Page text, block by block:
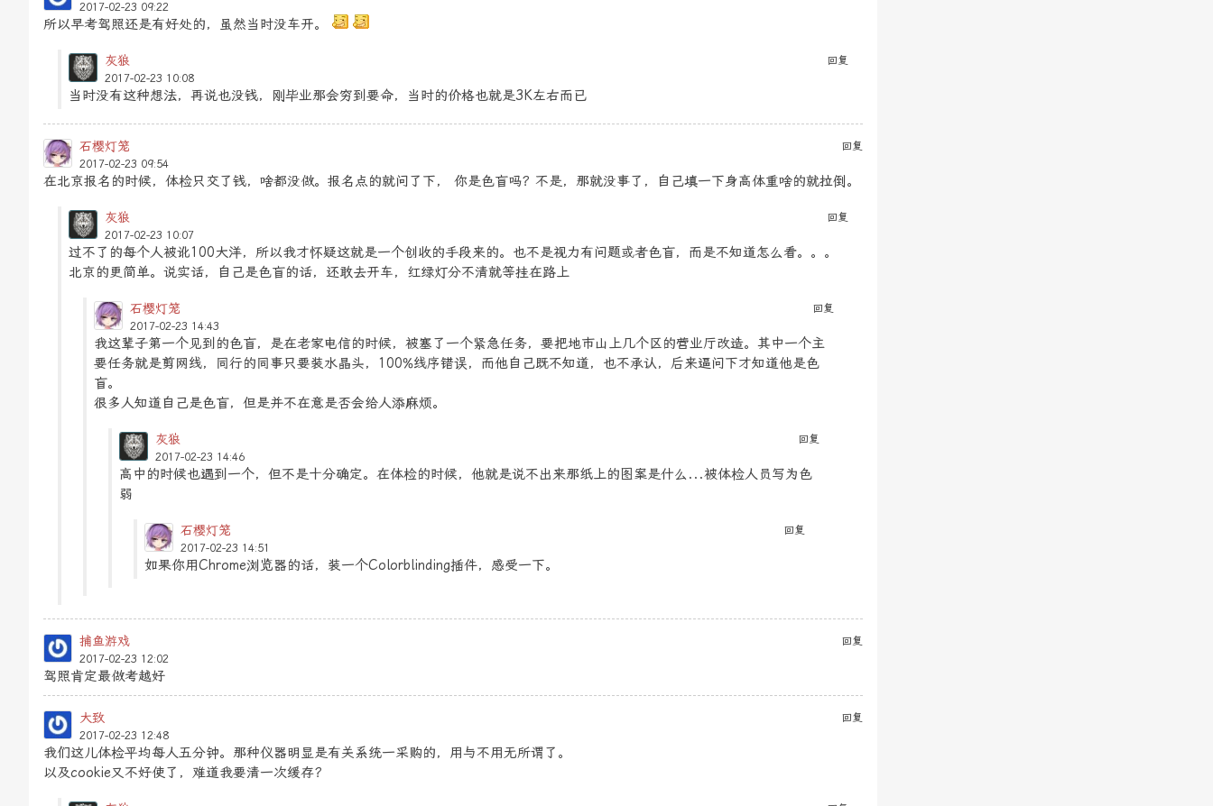
2017-02-23 09:22
所以早考驾照还是有好处的，虽然当时没车开。
回复
灰狼
2017-02-23 10:08
当时没有这种想法，再说也没钱，刚毕业那会穷到要命，当时的价格也就是3K左右而已
回复
石樱灯笼
2017-02-23 09:54
在北京报名的时候，体检只交了钱，啥都没做。报名点的就问了下， 你是色盲吗？不是，那就没事了，自己填一下身高体重啥的就拉倒。
回复
灰狼
2017-02-23 10:07
过不了的每个人被讹100大洋，所以我才怀疑这就是一个创收的手段来的。也不是视力有问题或者色盲，而是不知道怎么看。。。
北京的更简单。说实话，自己是色盲的话，还敢去开车，红绿灯分不清就等挂在路上
回复
石樱灯笼
2017-02-23 14:43
我这辈子第一个见到的色盲，是在老家电信的时候，被塞了一个紧急任务，要把地市山上几个区的营业厅改造。其中一个主
要任务就是剪网线，同行的同事只要装水晶头，100%线序错误，而他自己既不知道，也不承认，后来逼问下才知道他是色
盲。
很多人知道自己是色盲，但是并不在意是否会给人添麻烦。
回复
灰狼
2017-02-23 14:46
高中的时候也遇到一个，但不是十分确定。在体检的时候，他就是说不出来那纸上的图案是什么...被体检人员写为色
弱
回复
石樱灯笼
2017-02-23 14:51
如果你用Chrome浏览器的话，装一个Colorblinding插件，感受一下。
回复
捕鱼游戏
2017-02-23 12:02
驾照肯定最做考越好
回复
大致
2017-02-23 12:48
我们这儿体检平均每人五分钟。那种仪器明显是有关系统一采购的，用与不用无所谓了。
以及cookie又不好使了，难道我要清一次缓存？